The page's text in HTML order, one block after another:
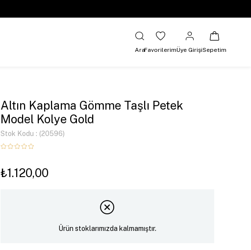
AraFavorilerimÜye GirişiSepetim
Altın Kaplama Gömme Taşlı Petek
Model Kolye Gold
Stok Kodu (20596)
₺1.120,00
Ürün stoklarımızda kalmamıştır.